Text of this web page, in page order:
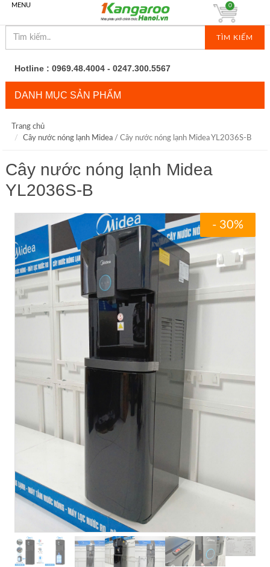
MENU
TÌM KIẾM
0
Hotline : 0969.48.4004 - 0247.300.5567
DANH MỤC SẢN PHẨM
Trang chủ
Cây nước nóng lạnh Midea/ Cây nước nóng lạnh Midea YL2036S-B
Cây nước nóng lạnh Midea
YL2036S-B
- 30%